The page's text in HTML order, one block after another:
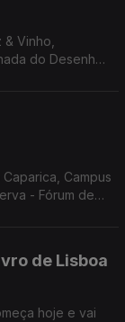
Vinho,
do Desenho
Campus
- Fórum de
de Lisboa
hoje e vai